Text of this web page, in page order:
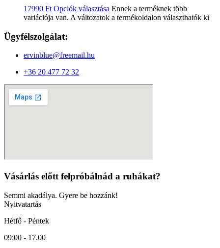
17990 Ft Opciók választása Ennek a terméknek több
variációja van. A változatok a termékoldalon választhatók ki
Ügyfélszolgálat:
ervinblue@freemail.hu
+36 20 477 72 32
Vásárlás előtt felpróbálnád a ruhákat?
Semmi akadálya. Gyere be hozzánk!
Nyitvatartás
Hétfő - Péntek
09:00 - 17.00